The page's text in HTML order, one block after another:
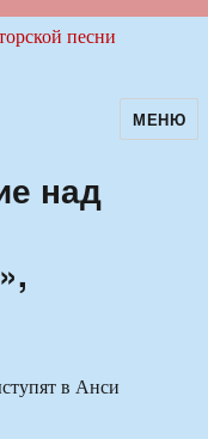
авторскойМЕНЮ
над
в Анси